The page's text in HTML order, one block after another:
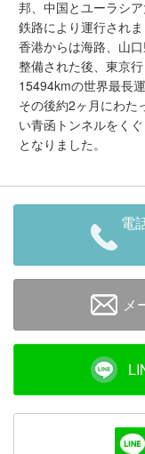
邦、中国とユーラシ
鉄路により運行されま
香港からは海路、山
整備された後、東京
15494kmの世界最長
その後約2ヶ月にわた
い青函トンネルをく
となりました。
電
メ